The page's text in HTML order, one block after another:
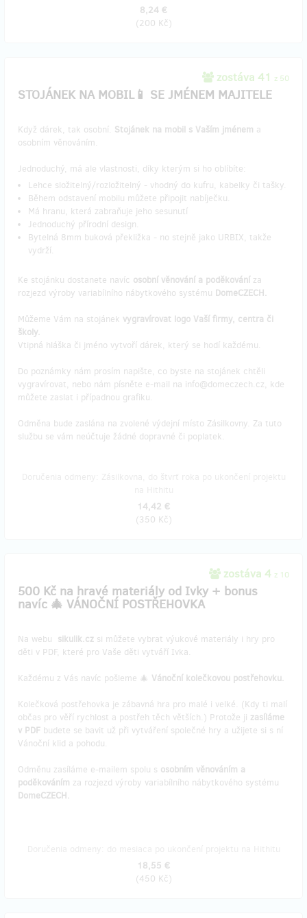
8,24 €
(200 Kč)
zostáva 41 z 50
STOJÁNEK NA MOBIL📱 SE JMÉNEM MAJITELE
Když dárek, tak osobní. Stojánek na mobil s Vaším jménem a
osobním věnováním.
Jednoduchý, má ale vlastnosti, díky kterým si ho oblíbíte:
Lehce složitelný/rozložitelný - vhodný do kufru, kabelky či tašky.
Během odstavení mobilu můžete připojit nabíječku.
Má hranu, která zabraňuje jeho sesunutí
Jednoduchý přírodní design.
Bytelná 8mm buková překližka - no stejně jako URBIX, takže
vydrží.
Ke stojánku dostanete navíc osobní věnování a poděkování za
rozjezd výroby variabílního nábytkového systému DomeCZECH.
Můžeme Vám na stojánek vygravírovat logo Vaší firmy, centra či
školy.
Vtipná hláška či jméno vytvoří dárek, který se hodí každému.
Do poznámky nám prosím napište, co byste na stojánek chtěli
vygravírovat, nebo nám písněte e-mail na info@domeczech.cz, kde
můžete zaslat i případnou grafiku.
Odměna bude zaslána na zvolené výdejní místo Zásilkovny. Za tuto
službu se vám neúčtuje žádné dopravné či poplatek.
14,42 €
(350 Kč)
zostáva 4 z 10
500 Kč na hravé materiály od Ivky + bonus
navíc 🎄 VÁNOČNÍ POSTŘEHOVKA
Na webu sikulik.cz si můžete vybrat výukové materiály i hry pro
děti v PDF, které pro Vaše děti vytváří Ivka.
Každému z Vás navíc pošleme 🎄 Vánoční kolečkovou postřehovku.
Kolečková postřehovka je zábavná hra pro malé i velké. (Kdy ti malí
občas pro věří rychlost a postřeh těch větších.) Protože ji zasíláme
v PDF budete se bavit už při vytváření společné hry a užijete si s ní
Vánoční klid a pohodu.
Odměnu zasíláme e-mailem spolu s osobním věnováním a
poděkováním za rozjezd výroby variabílního nábytkového systému
DomeCZECH.
18,55 €
(450 Kč)